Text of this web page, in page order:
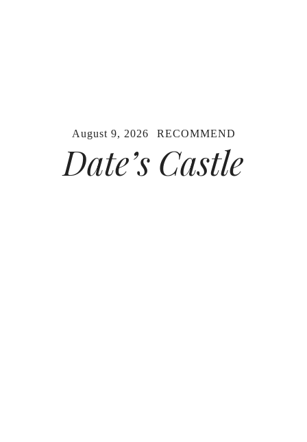
August 9, 2026 RECOMMEND
Date’s Castle